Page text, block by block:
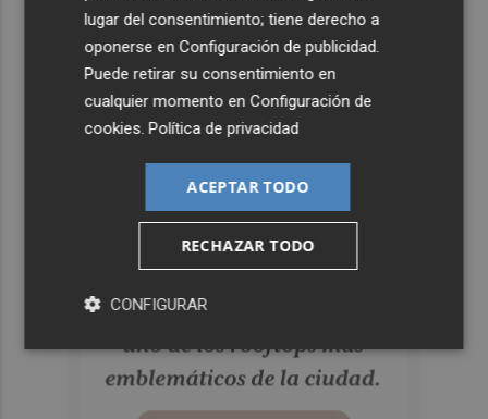
lugar del consentimiento; tiene derecho a
oponerse enConfiguración de publicidad
Puede retirar su consentimiento en
cualquier momento enConfiguración de
cookies .Política de privacidad
ACEPTAR TODO
RECHAZAR TODO
CONFIGURAR